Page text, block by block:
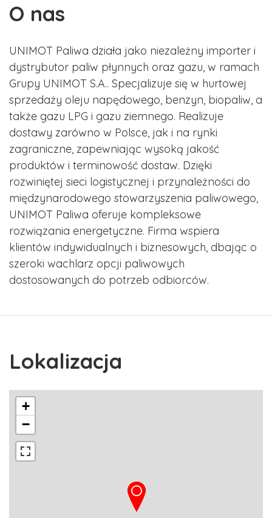
O nas
UNIMOT Paliwa działa jako niezależny importer i
dystrybutor paliw płynnych oraz gazu, w ramach
Grupy UNIMOT S.A.. Specjalizuje się w hurtowej
sprzedaży oleju napędowego, benzyn, biopaliw, a
także gazu LPG i gazu ziemnego. Realizuje
dostawy zarówno w Polsce, jak i na rynki
zagraniczne, zapewniając wysoką jakość
produktów i terminowość dostaw. Dzięki
rozwiniętej sieci logistycznej i przynależności do
międzynarodowego stowarzyszenia paliwowego,
UNIMOT Paliwa oferuje kompleksowe
rozwiązania energetyczne. Firma wspiera
klientów indywidualnych i biznesowych, dbając o
szeroki wachlarz opcji paliwowych
dostosowanych do potrzeb odbiorców.
Lokalizacja
+
−